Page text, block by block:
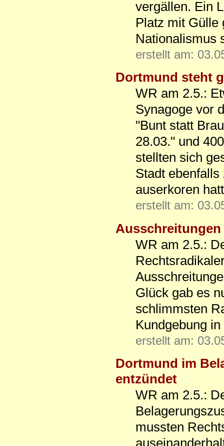
vergällen. Ein
Platz mit Gülle
Nationalismus
erstellt am:
Dortmund steht
WR am 2.5.:
Synagoge vor
"Bunt statt
28.03." und
stellten sich
Stadt
auserkoren
erstellt am:
Ausschreitungen
WR am 2.5.:
Glück gab es
schlimmsten
Kundgebung
erstellt am:
Dortmund im
entzündet
WR am 2.5.:
mussten